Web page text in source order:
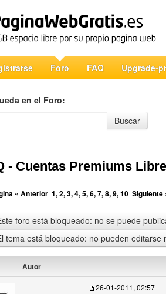
Foro FAQ Upgrade-
en el Foro:
en el Foro
Buscar
- Cuentas Premiums
« Anterior 1,2,3,4,5,6,7,8,9,10 Siguiente
foro está bloqueado: no se puede
tema está bloqueado: no pueden editarse
Autor
26-01-2011, 02:57